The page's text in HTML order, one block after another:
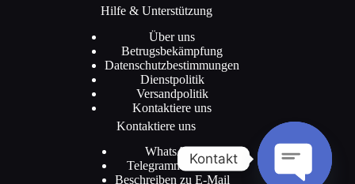
Hilfe & Unterstützung
Über uns
Betrugsbekämpfung
Datenschutzbestimmungen
Dienstpolitik
Versandpolitik
Kontaktiere uns
Kontaktiere uns
WhatsApp
Telegramm-Kanal
Beschreiben zu E-Mail
Kontakt